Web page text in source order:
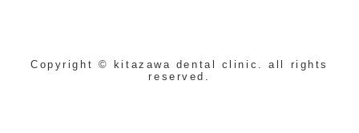
Copyright © kitazawa dental clinic. all rights
reserved.